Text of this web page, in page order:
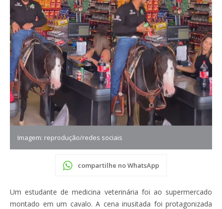
Imagem: reprodução/redes sociais
compartilhe no WhatsApp
Um estudante de medicina veterinária foi ao supermercado
montado em um cavalo. A cena inusitada foi protagonizada